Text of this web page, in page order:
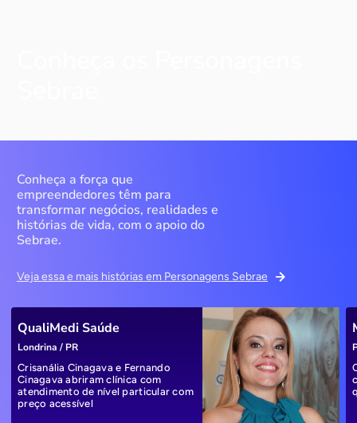
Conheça a força que
empreendedores têm para
transformar negócios, realidades e
histórias de vida, com o apoio do
Sebrae.
Veja essa e mais histórias em Personagens Sebrae
QualiMedi Saúde
Londrina / PR
Crisanália Cinagava e Fernando
Cinagava abriram clínica com
atendimento de nível particular com
preço acessível